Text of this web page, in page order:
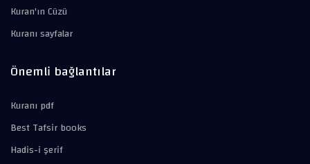
Kuran'ın Cüzü
Kuranı sayfalar
Önemli bağlantılar
Kuranı pdf
Best Tafsir books
Hadis-i şerif